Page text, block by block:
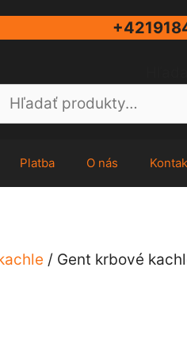
Platba O nás
/ Gent krbové